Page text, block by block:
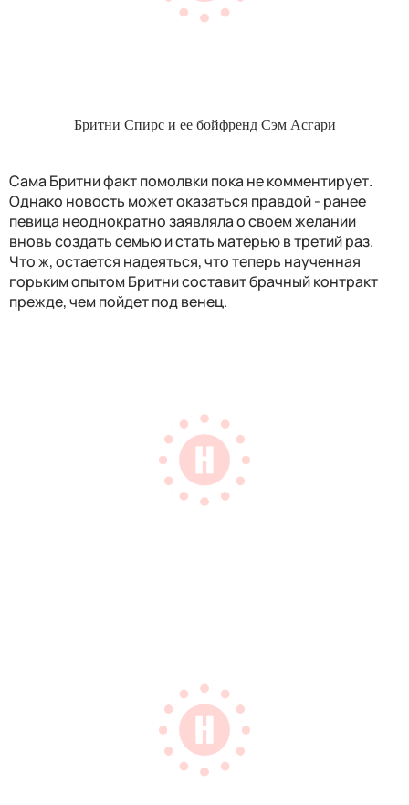
Бритни Спирс и ее бойфренд Сэм Асгари
Сама Бритни факт помолвки пока не комментирует.
Однако новость может оказаться правдой - ранее
певица неоднократно заявляла о своем желании
вновь создать семью и стать матерью в третий раз.
Что ж, остается надеяться, что теперь наученная
горьким опытом Бритни составит брачный контракт
прежде, чем пойдет под венец.